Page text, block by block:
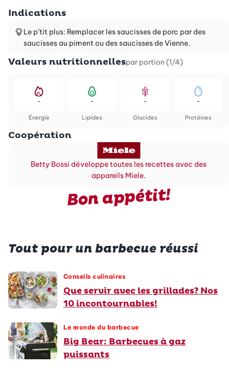
Indications
Le p’tit plus: Remplacer les saucisses de porc par des
saucisses au piment ou des saucisses de Vienne.
Valeurs nutritionnellespar portion (1/4)
Énergie
-
Lipides
-
Glucides
-
Protéines
-
Coopération
Betty Bossi développe toutes les recettes avec des
appareils Miele.
Bon appétit!
Tout pour un barbecue réussi
Conseils culinaires
Que servir avec les grillades? Nos
10 incontournables!
Le monde du barbecue
Big Bear: Barbecues à gaz
puissants